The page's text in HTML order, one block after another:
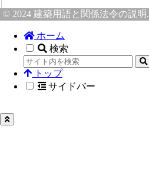
© 2024 建築用語と関係法令の説明.
ホーム
検索
トップ
サイドバー